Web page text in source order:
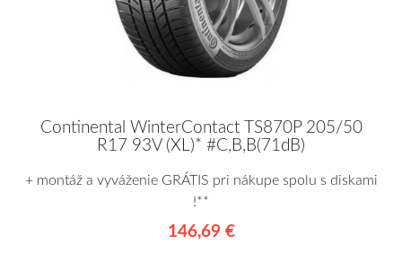
Continental WinterContact TS870P 205/50
R17 93V (XL)* #C,B,B(71dB)
+ montáž a vyváženie GRÁTIS pri nákupe spolu s diskami
!**
146,69 €